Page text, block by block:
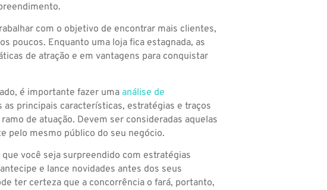
com o objetivo de encontrar mais clientes,
poucos. Enquanto uma loja fica estagnada, as
de atração e em vantagens para conquistar
é importante fazer umaanálise de
as principais características, estratégias e traços
de atuação. Devem ser consideradas aquelas
pelo mesmo público do seu negócio.
você seja surpreendido com estratégias
e lance novidades antes dos seus
ter certeza que a concorrência o fará, portanto,